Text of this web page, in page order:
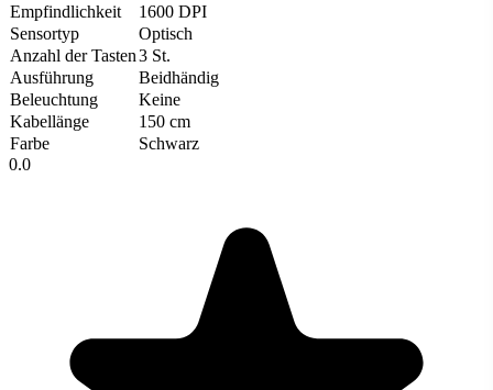
Empfindlichkeit
1600 DPI
Sensortyp
Optisch
Anzahl der Tasten3 St.
Ausführung
Beidhändig
Beleuchtung
Keine
Kabellänge
150 cm
Farbe
Schwarz
0.0